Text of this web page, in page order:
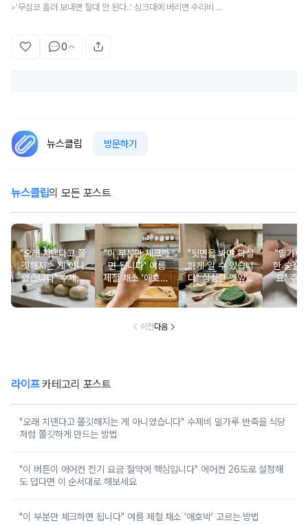
> '무심코 흘려 보내면 절대 안 된다..' 싱크대에 버리면 수리비 최대 '30만 원' 폭탄 맞을 수 있는 음식 찌꺼기
0
뉴스클립 방문하기
뉴스클립의 모든 포스트
"오래 치댄다고 쫄
깃해지는 게 아니
었습니다" 수제비
밀가루 반죽을 식
당처럼 쫄깃하게
"이 부분만 체크하
면 됩니다" 여름
제철 채소 '애호박'
고르는 방법
"뒷면을 봐야 확실
하게 알 수 있습니
다" 싱싱한 깻잎을
한눈에 고르는 살
림 노하우
"밀가루
한 숟갈
요" 주
스테인
것처럼
이전다음
라이프카테고리 포스트
"오래 치댄다고 쫄깃해지는 게 아니었습니다" 수제비 밀가루 반죽을 식당
처럼 쫄깃하게 만드는 방법
"이 버튼이 에어컨 전기 요금 절약에 핵심입니다" 에어컨 26도로 설정해
도 덥다면 이 순서대로 해보세요
"이 부분만 체크하면 됩니다" 여름 제철 채소 '애호박' 고르는 방법